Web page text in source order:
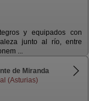
y equipados con
junto al río, entre
...
de Miranda
(Asturias)